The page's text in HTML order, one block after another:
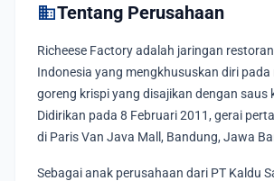
domainTentang Perusahaan
Richeese Factory adalah jaringan
Indonesia yang mengkhususkan diri pada
goreng krispi yang disajikan dengan saus
Didirikan pada 8 Februari 2011, gerai
di Paris Van Java Mall, Bandung, Jawa
Sebagai anak perusahaan dari PT Kaldu